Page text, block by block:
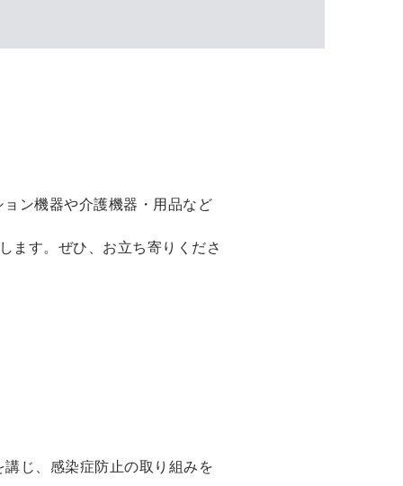
ン機器や介護機器・用品など
ます。ぜひ、お立ち寄りくださ
じ、感染症防止の取り組みを